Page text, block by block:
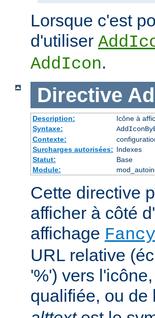
Lorsque c'est
d'utiliser
AddIcon.
Directive
Description:
Icône à
Syntaxe:
Contexte:
Surcharges autorisées: Indexes
Statut:
Base
Module:
Cette directive
afficher à côté
affichage
URL relative
'%') vers
qualifiée, ou de